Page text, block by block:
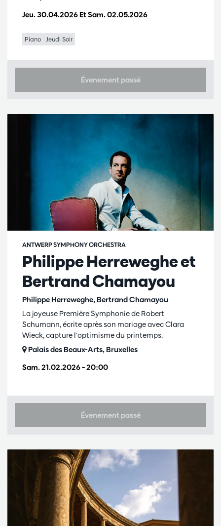
Jeu. 30.04.2026 EtSam. 02.05.2026
Piano Jeudi Soir
Évenement passé
Philippe Herreweghe et
Bertrand Chamayou
Philippe Herreweghe, Bertrand Chamayou
ANTWERP SYMPHONY ORCHESTRA
Sam. 21.02.2026– 20:00
La joyeuse Première Symphonie de Robert
Schumann, écrite après son mariage avec Clara
Wieck, capture l'optimisme du printemps.
Palais des Beaux-Arts, Bruxelles
Évenement passé